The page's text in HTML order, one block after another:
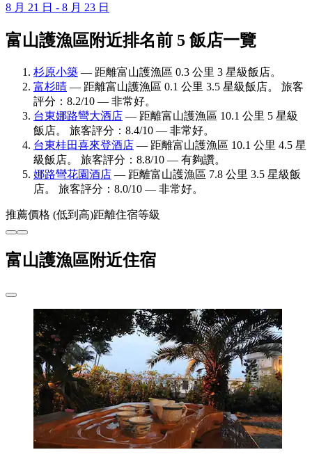
8 月 21 日 - 8 月 23 日
富山護漁區附近排名前 5 飯店一覽
杉原小築 — 距離富山護漁區 0.3 公里 3 星級飯店。
富杉晴 — 距離富山護漁區 0.1 公里 3.5 星級飯店。 旅客
評分：8.2/10 — 非常好。
台東娜路彎大酒店 — 距離富山護漁區 10.1 公里 5 星級
飯店。 旅客評分：8.4/10 — 非常好。
台東桂田喜來登酒店 — 距離富山護漁區 10.1 公里 4.5 星
級飯店。 旅客評分：8.8/10 — 有夠讚。
娜路彎花園酒店 — 距離富山護漁區 7.8 公里 3.5 星級飯
店。 旅客評分：8.0/10 — 非常好。
推薦價格 (低到高)距離住宿等級
富山護漁區附近住宿